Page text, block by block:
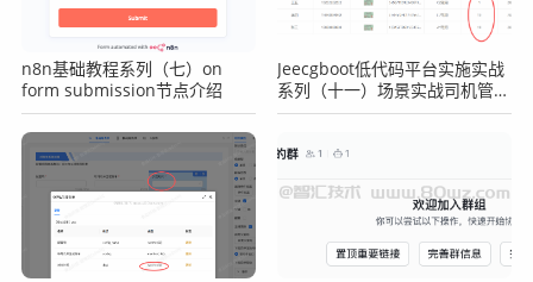
n8n基础教程系列（七）on
form submission节点介绍
Jeecgboot低代码平台实施实战
系列（十一）场景实战司机管理
之表单数据权限控制